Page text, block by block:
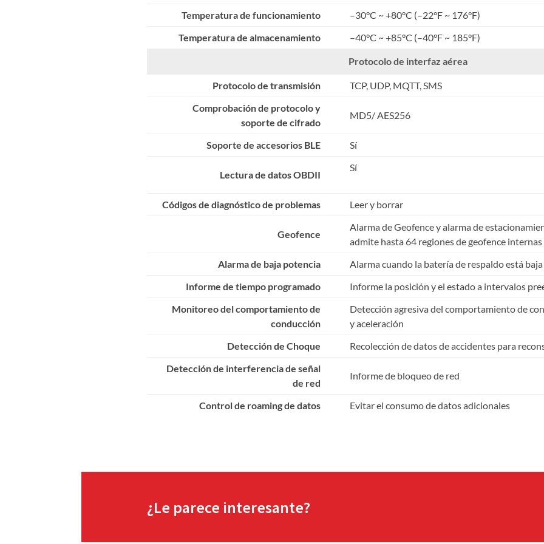
Temperatura de funcionamiento –30°C ~ +80°C (–22°F ~ 176°F)
Temperatura de almacenamiento
–40°C ~ +85°C (–40°F ~ 185°F)
Protocolo de interfaz aérea
Protocolo de transmisión
TCP, UDP, MQTT, SMS
Comprobación de protocolo y
soporte de cifrado
MD5/ AES256
Soporte de accesorios BLE Sí
Lectura de datos OBDII
Sí
Códigos de diagnóstico de problemas Leer y borrar
Geofence
Alarma de Geofence y alarma de
admite hasta 64 regiones de geofence internas
Alarma de baja potencia
Alarma cuando la batería de respaldo está baja
Informe de tiempo programado
Informe la posición y el estado a intervalos
Monitoreo del comportamiento de
conducción
Detección agresiva del comportamiento de
y aceleración
Detección de Choque
Recolección de datos de accidentes para
Detección de interferencia de señal
de red
Informe de bloqueo de red
Control de roaming de datos Evitar el consumo de datos adicionales
¿Le parece interesante?